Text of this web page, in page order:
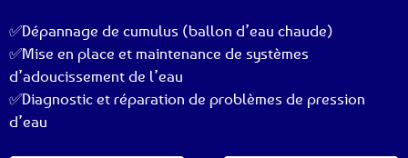
✅Dépannage de cumulus (ballon d’eau chaude)
✅Mise en place et maintenance de systèmes
d’adoucissement de l’eau
✅Diagnostic et réparation de problèmes de pression
d’eau